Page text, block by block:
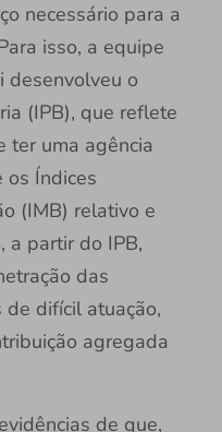
necessário para a
isso, a equipe
desenvolveu o
(IPB), que reflete
ter uma agência
os Índices
(IMB) relativo e
a partir do IPB,
das
de difícil atuação,
agregada
de que,